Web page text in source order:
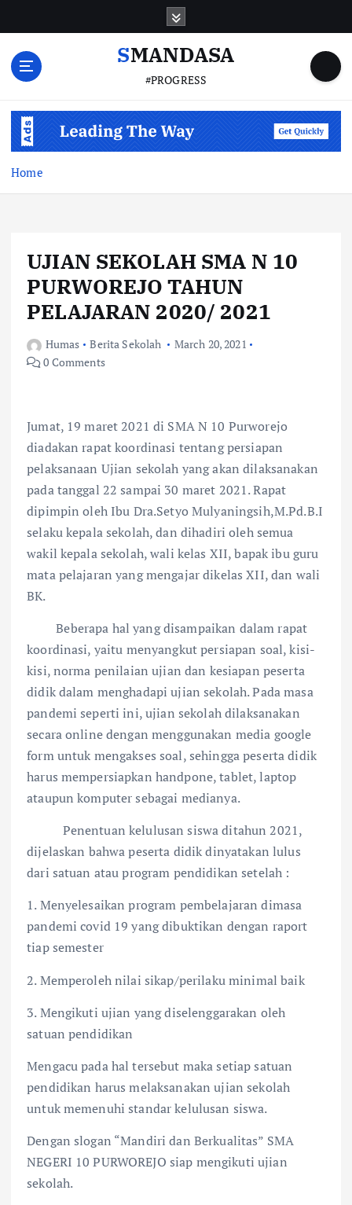
SMANDASA
#PROGRESS
Home
UJIAN SEKOLAH SMA N 10
PURWOREJO TAHUN
PELAJARAN 2020/ 2021
Humas Berita Sekolah
March 20, 2021
0 Comments
Jumat, 19 maret 2021 di SMA N 10 Purworejo
diadakan rapat koordinasi tentang persiapan
pelaksanaan Ujian sekolah yang akan dilaksanakan
pada tanggal 22 sampai 30 maret 2021. Rapat
dipimpin oleh Ibu Dra.Setyo Mulyaningsih,M.Pd.B.I
selaku kepala sekolah, dan dihadiri oleh semua
wakil kepala sekolah, wali kelas XII, bapak ibu guru
mata pelajaran yang mengajar dikelas XII, dan wali
BK.
Beberapa hal yang disampaikan dalam rapat
koordinasi, yaitu menyangkut persiapan soal, kisi-
kisi, norma penilaian ujian dan kesiapan peserta
didik dalam menghadapi ujian sekolah. Pada masa
pandemi seperti ini, ujian sekolah dilaksanakan
secara online dengan menggunakan media google
form untuk mengakses soal, sehingga peserta didik
harus mempersiapkan handpone, tablet, laptop
ataupun komputer sebagai medianya.
Penentuan kelulusan siswa ditahun 2021,
dijelaskan bahwa peserta didik dinyatakan lulus
dari satuan atau program pendidikan setelah :
1. Menyelesaikan program pembelajaran dimasa
pandemi covid 19 yang dibuktikan dengan raport
tiap semester
2. Memperoleh nilai sikap/perilaku minimal baik
3. Mengikuti ujian yang diselenggarakan oleh
satuan pendidikan
Mengacu pada hal tersebut maka setiap satuan
pendidikan harus melaksanakan ujian sekolah
untuk memenuhi standar kelulusan siswa.
Dengan slogan “Mandiri dan Berkualitas” SMA
NEGERI 10 PURWOREJO siap mengikuti ujian
sekolah.